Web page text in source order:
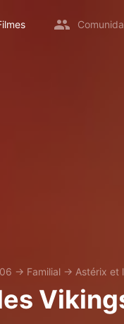
→ Familial → Astérix et